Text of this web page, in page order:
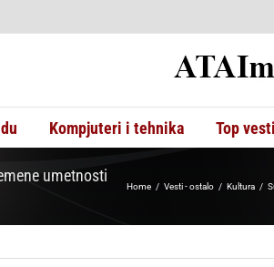
Kompjuteri i tehnika Top vesti
umetnosti
Home Vesti - ostalo Kultura